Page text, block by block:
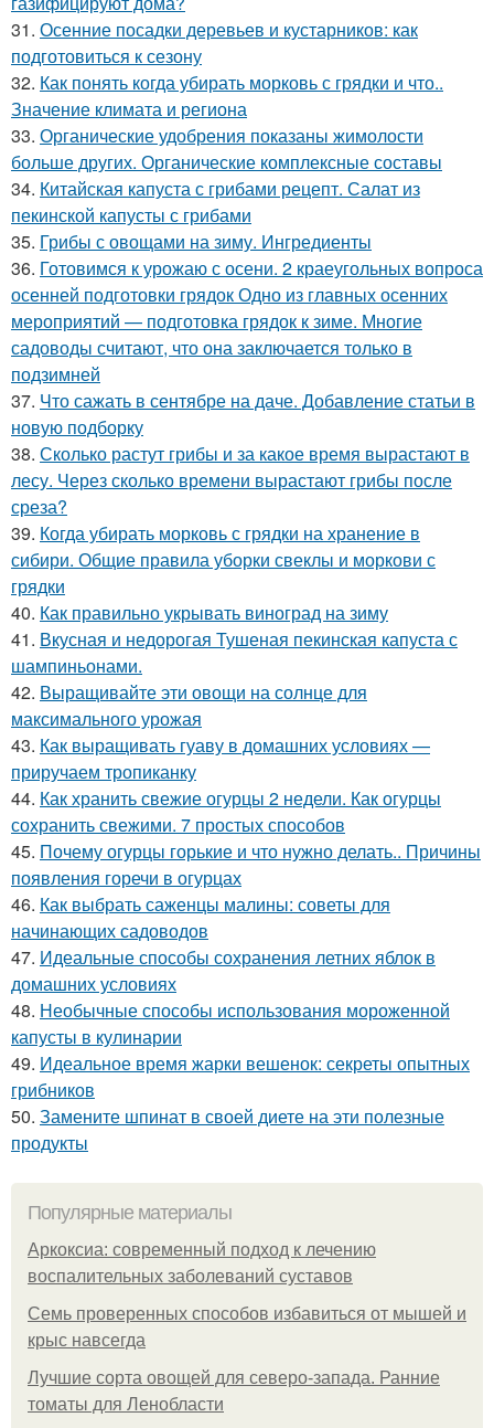
31. Осенние посадки деревьев и кустарников: как
подготовиться к сезону
32. Как понять когда убирать морковь с грядки и что..
Значение климата и региона
33. Органические удобрения показаны жимолости
больше других. Органические комплексные составы
34. Китайская капуста с грибами рецепт. Салат из
пекинской капусты с грибами
35. Грибы с овощами на зиму. Ингредиенты
36. Готовимся к урожаю с осени. 2 краеугольных вопроса
осенней подготовки грядок Одно из главных осенних
мероприятий — подготовка грядок к зиме. Многие
садоводы считают, что она заключается только в
подзимней
37. Что сажать в сентябре на даче. Добавление статьи в
новую подборку
38. Сколько растут грибы и за какое время вырастают в
лесу. Через сколько времени вырастают грибы после
среза?
39. Когда убирать морковь с грядки на хранение в
сибири. Общие правила уборки свеклы и моркови с
грядки
40. Как правильно укрывать виноград на зиму
41. Вкусная и недорогая Тушеная пекинская капуста с
шампиньонами.
42. Выращивайте эти овощи на солнце для
максимального урожая
43. Как выращивать гуаву в домашних условиях —
приручаем тропиканку
44. Как хранить свежие огурцы 2 недели. Как огурцы
сохранить свежими. 7 простых способов
45. Почему огурцы горькие и что нужно делать.. Причины
появления горечи в огурцах
46. Как выбрать саженцы малины: советы для
начинающих садоводов
47. Идеальные способы сохранения летних яблок в
домашних условиях
48. Необычные способы использования мороженной
капусты в кулинарии
49. Идеальное время жарки вешенок: секреты опытных
грибников
50. Замените шпинат в своей диете на эти полезные
продукты
Популярные материалы
Аркоксиа: современный подход к лечению
воспалительных заболеваний суставов
Семь проверенных способов избавиться от мышей и
крыс навсегда
Лучшие сорта овощей для северо-запада. Ранние
томаты для Ленобласти